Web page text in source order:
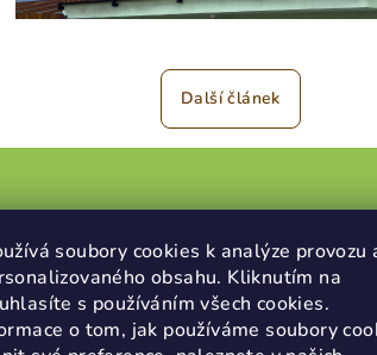
soubory cookies k analýze provozu
obsahu. Kliknutím na
s používáním všech cookies.
o tom, jak používáme soubory
Další článek
pro vás
osobních údajů
platby